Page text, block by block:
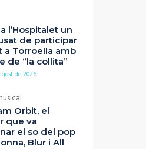
l’Hospitalet un
de participar
a Torroella amb
de “la collita”
de 2026
Orbit, el
que va
el so del pop
Blur i All